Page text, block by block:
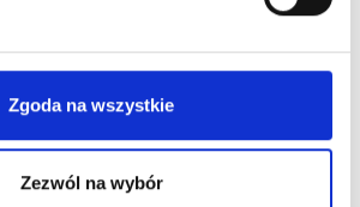
Zgoda na wszystkie
Zezwól na wybór
warto?